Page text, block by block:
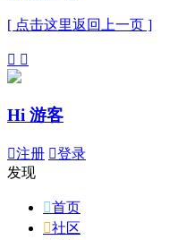
[ 点击这里返回上一页 ]
 
Hi 游客
注册 登录
发现
首页
社区